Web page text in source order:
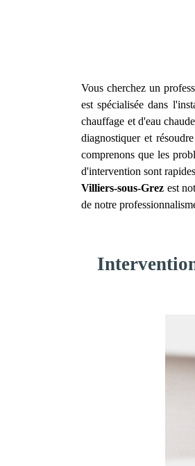
Vous cherchez un
est spécialisée dans
chauffage et d'eau
diagnostiquer et
comprenons que les
d'intervention sont
Villiers-sous-Grez est
de notre